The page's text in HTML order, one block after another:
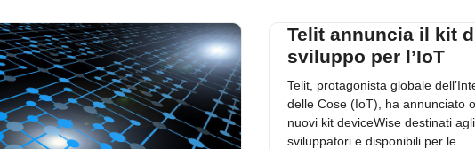
Telit annuncia il kit
sviluppo per l’IoT
Telit, protagonista globale
delle Cose (IoT), ha annunciato
nuovi kit deviceWise destinati agli
sviluppatori e disponibili per le